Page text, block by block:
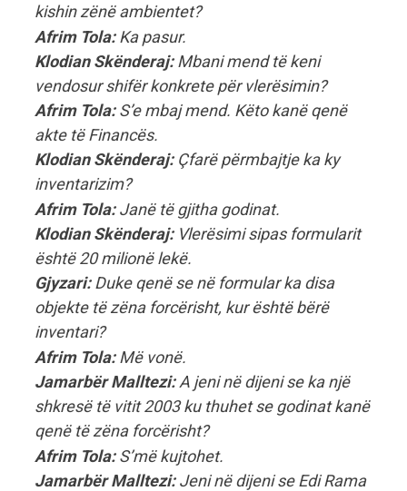
kishin zënë ambientet?
Afrim Tola:Ka pasur.
Klodian Skënderaj:Mbani mend të keni
vendosur shifër konkrete për vlerësimin?
Afrim Tola:S’e mbaj mend. Këto kanë qenë
akte të Financës.
Klodian Skënderaj: Çfarë përmbajtje ka ky
inventarizim?
Afrim Tola:Janë të gjitha godinat.
Klodian Skënderaj:Vlerësimi sipas formularit
është 20 milionë lekë.
Gjyzari:Duke qenë se në formular ka disa
objekte të zëna forcërisht, kur është bërë
inventari?
Afrim Tola:Më vonë.
Jamarbër Malltezi:A jeni në dijeni se ka një
shkresë të vitit 2003 ku thuhet se godinat kanë
qenë të zëna forcërisht?
Afrim Tola:S’më kujtohet.
Jamarbër Malltezi:Jeni në dijeni se Edi Rama